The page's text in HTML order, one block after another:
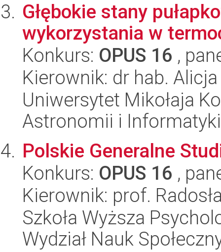
Głębokie stany
wykorzystania w
Konkurs: OPUS 16 ,
Kierownik: dr hab.
Uniwersytet Mikołaja
Astronomii i
Polskie Generalne
Konkurs: OPUS 16 ,
Kierownik: prof.
Szkoła Wyższa
Wydział Nauk